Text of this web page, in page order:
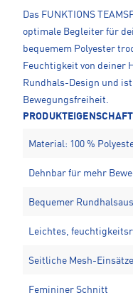
Das FUNKTIONS
optimale Begleiter für
bequemem Polyester
Feuchtigkeit von deiner
Rundhals-Design und
Bewegungsfreiheit.
Material: 100 %
Dehnbar für mehr
Bequemer
Leichtes,
Seitliche Mesh-
Femininer Schnitt